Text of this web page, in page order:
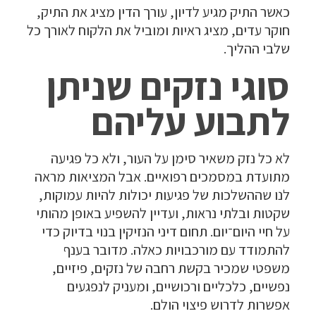
כאשר התיק מגיע לדיון, עורך הדין מציג את התיק,
חוקר עדים, מציג ראיות ומוביל את הלקוח לאורך כל
שלבי ההליך.
סוגי נזקים שניתן
לתבוע עליהם
לא כל נזק משאיר סימן על העור, ולא כל פגיעה
מתועדת במסמכים רפואיים. אבל המציאות מראה
לנו שההשלכות של פגיעות יכולות להיות עמוקות,
שקטות ובלתי נראות, ועדיין להשפיע באופן מהותי
על חיי היום־יום. תחום דיני הנזיקין בנוי בדיוק כדי
להתמודד עם מורכבויות כאלה. מדובר בענף
משפטי שמכיר בקשת רחבה של נזקים, פיזיים,
נפשיים, כלכליים ורכושיים, ומעניק לנפגעים
אפשרות לדרוש פיצוי הולם.